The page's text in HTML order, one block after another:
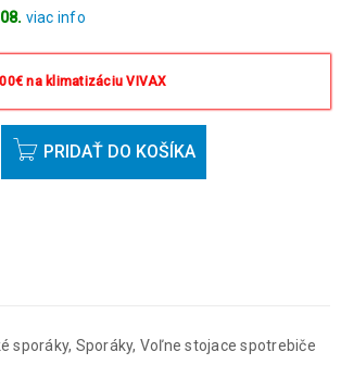
viac info
na klimatizáciu VIVAX
PRIDAŤ DO KOŠÍKA
sporáky, Sporáky, Voľne stojace spotrebiče